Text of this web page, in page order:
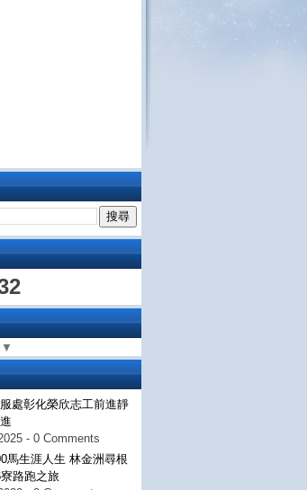
▼
處彰化榮欣志工前進靜
- 0 Comments
馬生涯人生 林金洲尋根
路跑之旅